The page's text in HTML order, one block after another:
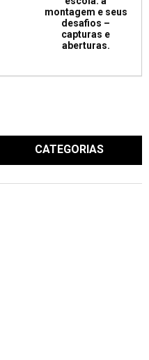
montagem e seus
desafios –
capturas e
aberturas.
CATEGORIAS